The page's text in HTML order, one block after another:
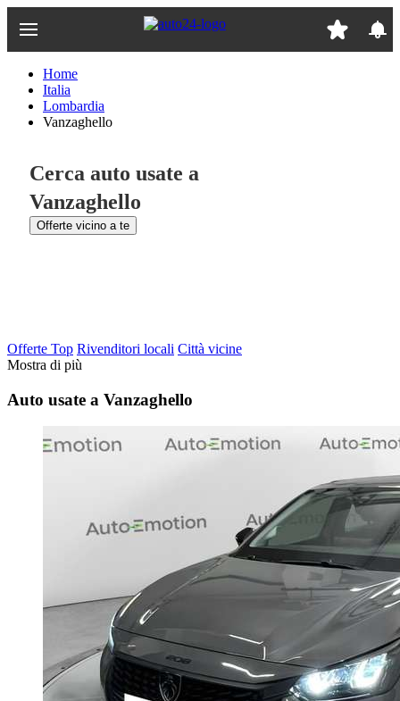
Home
Italia
Lombardia
Vanzaghello
Cerca auto usate a
Vanzaghello
Offerte vicino a te
Offerte Top Rivenditori locali Città vicine
Mostra di più
Auto usate a Vanzaghello